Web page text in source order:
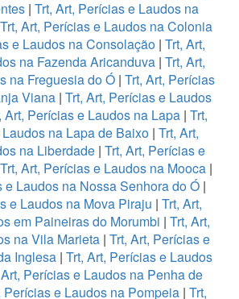
| Trt, Art, Perícias e Laudos na
Trt, Art, Perícias e Laudos na Colonia
e Laudos na Consolação | Trt, Art,
na Fazenda Aricanduva| Trt, Art,
na Freguesia do Ó| Trt, Art, Perícias
Viana | Trt, Art, Perícias e Laudos
Art, Perícias e Laudos na Lapa| Trt,
na Lapa de Baixo | Trt, Art,
na Liberdade | Trt, Art, Perícias e
Trt, Art, Perícias e Laudos na Mooca|
e Laudos na Nossa Senhora do Ó|
e Laudos na Mova Piraju | Trt, Art,
em Paineiras do Morumbi | Trt, Art,
na Vila Marieta | Trt, Art, Perícias e
Inglesa | Trt, Art, Perícias e Laudos
Perícias e Laudos na Penha de
Perícias e Laudos na Pompeia| Trt,